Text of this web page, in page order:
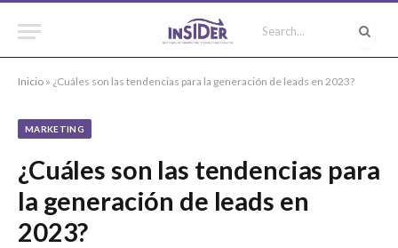
Inicio » ¿Cuáles son las tendencias para la generación de leads en 2023?
MARKETING
¿Cuáles son las tendencias para
la generación de leads en
2023?